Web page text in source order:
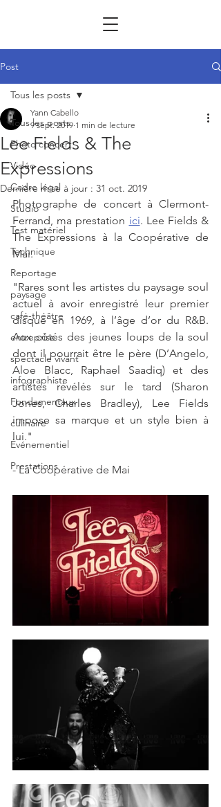
Post
Tous les posts
Photo concert
Vidéo
Cadre légal
Studio
Test matériel
Technique
Reportage
paysage
café-théâtre
entreprise
spectacle vivant
infographiste
Fondamentaux
culinaire
Événementiel
Prestations
Tous les posts
Lee Fields & The
Expressions
Yann Cabello
9 sept. 2019 1 min de lecture
Dernière mise à jour : 31 oct. 2019
Photographe de concert à Clermont-
Ferrand, ma prestation ici. Lee Fields &
The Expressions à la Coopérative de
Mai.
"Rares sont les artistes du paysage soul
actuel à avoir enregistré leur premier
disque en 1969, à l’âge d’or du R&B.
Aux côtés des jeunes loups de la soul
dont il pourrait être le père (D’Angelo,
Aloe Blacc, Raphael Saadiq) et des
artistes révélés sur le tard (Sharon
Jones, Charles Bradley), Lee Fields
impose sa marque et un style bien à
lui."
- La Coopérative de Mai